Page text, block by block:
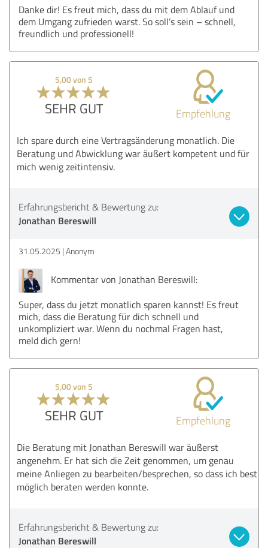
Danke dir! Es freut mich, dass du mit dem Ablauf und
dem Umgang zufrieden warst. So soll’s sein – schnell,
freundlich und professionell!
5,00 von 5
SEHR GUT Empfehlung
Ich spare durch eine Vertragsänderung monatlich. Die
Beratung und Abwicklung war äußert kompetent und für
mich wenig zeitintensiv.
Erfahrungsbericht & Bewertung zu:
Jonathan Bereswill
31.05.2025 Anonym
Kommentar von Jonathan Bereswill:
Super, dass du jetzt monatlich sparen kannst! Es freut
mich, dass die Beratung für dich schnell und
unkompliziert war. Wenn du nochmal Fragen hast,
meld dich gern!
5,00 von 5
SEHR GUT Empfehlung
Die Beratung mit Jonathan Bereswill war äußerst
angenehm. Er hat sich die Zeit genommen, um genau
meine Anliegen zu bearbeiten/besprechen, so dass ich best
möglich beraten werden konnte.
Erfahrungsbericht & Bewertung zu:
Jonathan Bereswill